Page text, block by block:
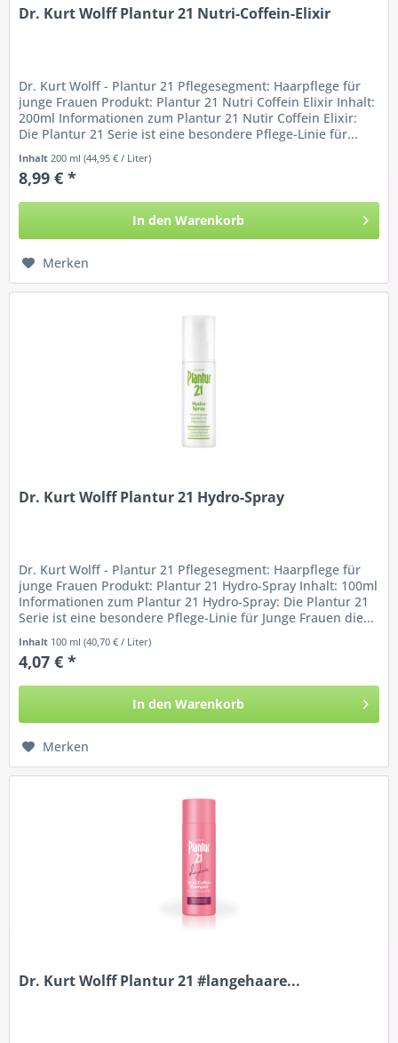
Dr. Kurt Wolff Plantur 21 Nutri-Coffein-Elixir
Dr. Kurt Wolff - Plantur 21 Pflegesegment: Haarpflege für
junge Frauen Produkt: Plantur 21 Nutri Coffein Elixir Inhalt:
200ml Informationen zum Plantur 21 Nutir Coffein Elixir:
Die Plantur 21 Serie ist eine besondere Pflege-Linie für...
Inhalt200 ml(44,95 € / Liter)
8,99 € *
In den Warenkorb
Merken
Dr. Kurt Wolff Plantur 21 Hydro-Spray
Dr. Kurt Wolff - Plantur 21 Pflegesegment: Haarpflege für
junge Frauen Produkt: Plantur 21 Hydro-Spray Inhalt: 100ml
Informationen zum Plantur 21 Hydro-Spray: Die Plantur 21
Serie ist eine besondere Pflege-Linie für Junge Frauen die...
Inhalt 100 ml(40,70 € / Liter)
4,07 € *
In den Warenkorb
Merken
Dr. Kurt Wolff Plantur 21 #langehaare...